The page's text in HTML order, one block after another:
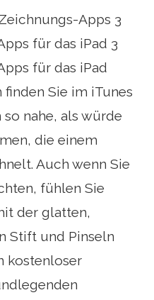
Apps 3
für das iPad 3
für das iPad
Sie im iTunes
nahe, als würde
die einem
Auch wenn Sie
fühlen Sie
der glatten,
Stift und Pinseln
kostenloser